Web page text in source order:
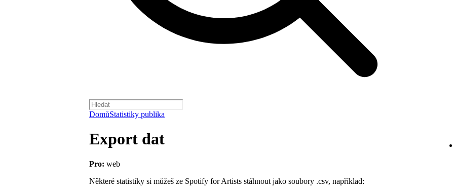
DomůStatistiky publika
Export dat
Pro: web
Některé statistiky si můžeš ze Spotify for Artists stáhnout jako soubory .csv, například: